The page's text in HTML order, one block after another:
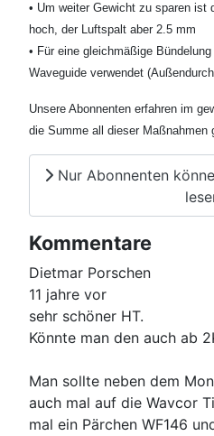
• Um weiter Gewicht zu sparen ist
hoch, der Luftspalt aber 2.5 mm
• Für eine gleichmäßige
Waveguide verwendet
Unsere Abonnenten erfahren im
die Summe all dieser Maßnahmen
Nur Abonnenten
Kommentare
Dietmar Porschen
11 jahre vor
sehr schöner HT.
Könnte man den auch ab
Man sollte neben dem
auch mal auf die Wavcor
mal ein Pärchen WF146